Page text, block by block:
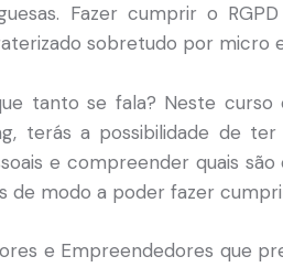
Fazer cumprir o
sobretudo por micro
tanto se fala? Neste curso
terás a possibilidade de
e compreender quais
de modo a poder fazer
e Empreendedores que